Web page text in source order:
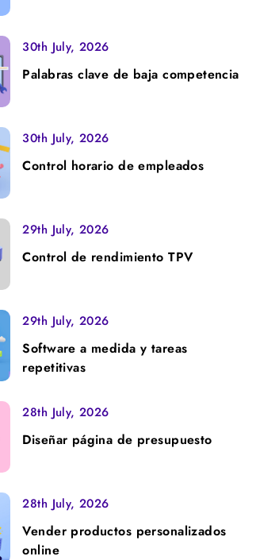
30th July, 2026
Palabras clave de baja competencia
30th July, 2026
Control horario de empleados
29th July, 2026
Control de rendimiento TPV
29th July, 2026
Software a medida y tareas
repetitivas
28th July, 2026
Diseñar página de presupuesto
28th July, 2026
Vender productos personalizados
online